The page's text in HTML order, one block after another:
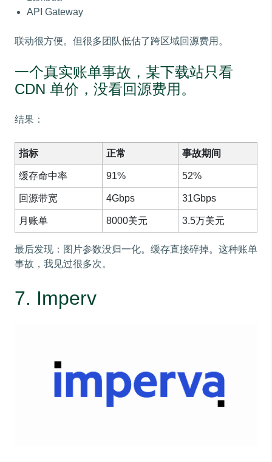
API Gateway
联动很方便。但很多团队低估了跨区域回源费用。
一个真实账单事故，某下载站只看
CDN 单价，没看回源费用。
结果：
指标 正常 事故期间
缓存命中率 91% 52%
回源带宽 4Gbps 31Gbps
月账单 8000美元 3.5万美元
最后发现：图片参数没归一化。缓存直接碎掉。这种账单
事故，我见过很多次。
7. Imperv